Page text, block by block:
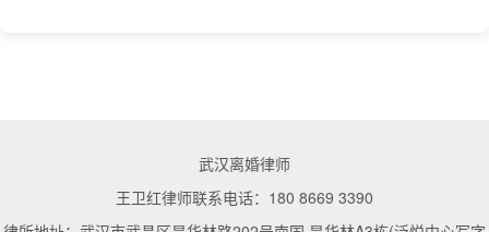
武汉离婚律师
王卫红律师联系电话：180 8669 3390